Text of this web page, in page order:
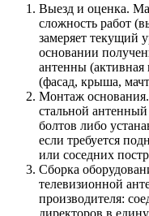
Выезд и оценка.
сложность работ
замеряет текущий
основании
антенны (активная
(фасад, крыша,
Монтаж
стальной
болтов либо
если требуется
или соседних
Сборка
телевизионной
производителя:
директоров в